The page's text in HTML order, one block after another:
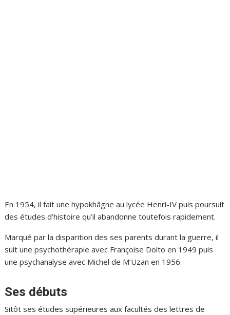
En 1954, il fait une hypokhâgne au lycée Henri-IV puis poursuit
des études d’histoire qu’il abandonne toutefois rapidement.
Marqué par la disparition des ses parents durant la guerre, il
suit une psychothérapie avec Françoise Dolto en 1949 puis
une psychanalyse avec Michel de M’Uzan en 1956.
Ses débuts
Sitôt ses études supérieures aux facultés des lettres de